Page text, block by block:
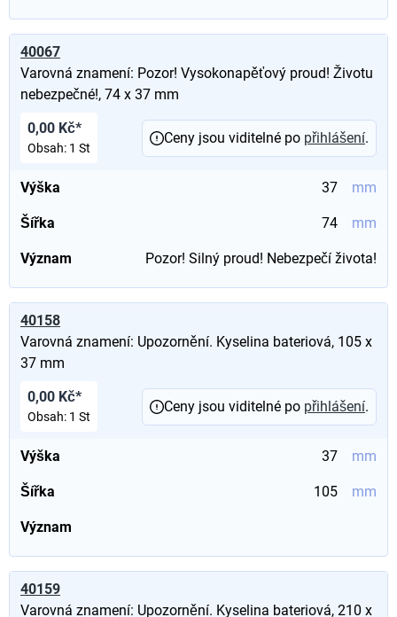
40067
Varovná znamení: Pozor! Vysokonapěťový proud! Životu
nebezpečné!, 74 x 37 mm
Výška 37 mm
Šířka 74 mm
Význam Pozor! Silný proud! Nebezpečí života!
0,00 Kč*
Obsah: 1 St
Ceny jsou viditelné po přihlášení.
40158
Varovná znamení: Upozornění. Kyselina bateriová, 105 x
37 mm
Výška 37 mm
Šířka 105 mm
Význam
0,00 Kč*
Obsah: 1 St
Ceny jsou viditelné po přihlášení.
40159
Varovná znamení: Upozornění. Kyselina bateriová, 210 x